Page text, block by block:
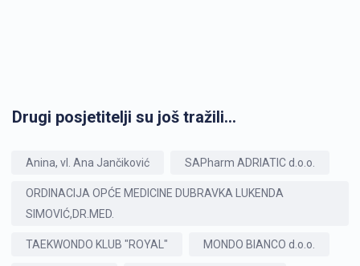
Drugi posjetitelji su još tražili...
Anina, vl. Ana Jančiković SAPharm ADRIATIC d.o.o.
ORDINACIJA OPĆE MEDICINE DUBRAVKA LUKENDA
SIMOVIĆ,DR.MED.
TAEKWONDO KLUB "ROYAL" MONDO BIANCO d.o.o.